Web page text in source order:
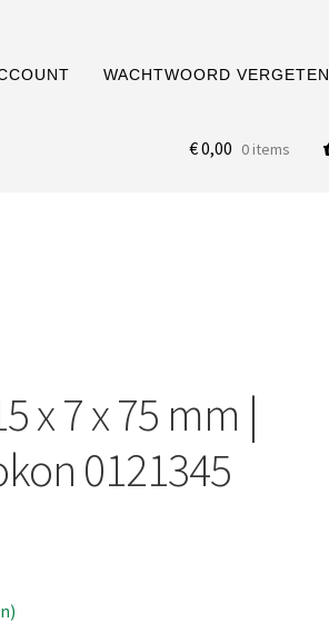
WACHTWOORD VERGETEN
€0,00 0 items
x 7 x 75 mm |
0121345